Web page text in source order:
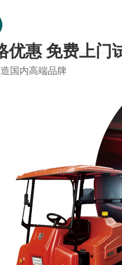
优惠 免费上门
国内高端品牌